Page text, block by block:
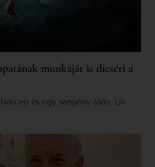
munkáját is dicséri a
és egy szegény lány, Liv